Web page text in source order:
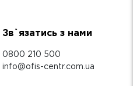
Зв`язатись з нами
0800 210 500
info@ofis-centr.com.ua